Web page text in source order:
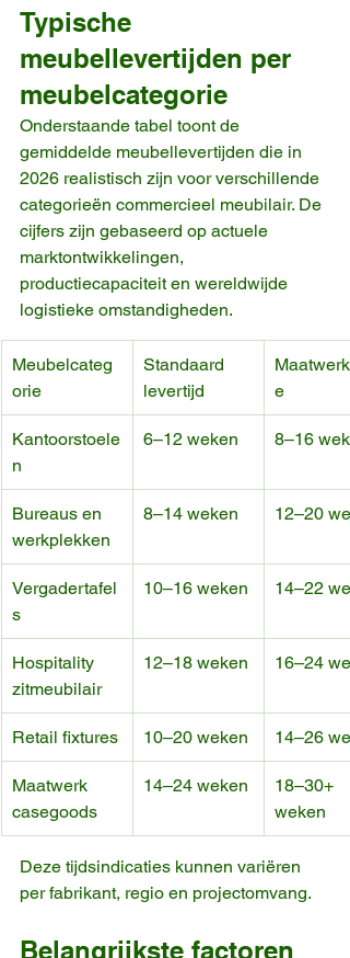
Typische
meubellevertijden per
meubelcategorie
Onderstaande tabel toont de
gemiddelde meubellevertijden die in
2026 realistisch zijn voor verschillende
categorieën commercieel meubilair. De
cijfers zijn gebaseerd op actuele
marktontwikkelingen,
productiecapaciteit en wereldwijde
logistieke omstandigheden.
Meubelcateg
orie
Standaard
levertijd
e
Kantoorstoele
n
6–12 weken 8–16
Bureaus en
werkplekken
8–14 weken 12–20
Vergadertafel
s
10–16 weken 14–22
Hospitality
zitmeubilair
12–18 weken 16–24
Retail fixtures 10–20 weken 14–26
Maatwerk
casegoods
14–24 weken
18–30+
weken
Deze tijdsindicaties kunnen variëren
per fabrikant, regio en projectomvang.
Belangrijkste factoren